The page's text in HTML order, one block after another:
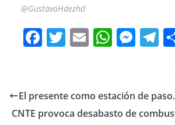
@GustavoHdezhd
F
e
b
T
er
E
l
W
s
A
M
e
n
T
gr
a
El presente como estación de
CNTE provoca desabasto de